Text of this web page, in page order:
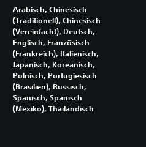
Arabisch, Chinesisch
(Traditionell), Chinesisch
(Vereinfacht), Deutsch,
Englisch, Französisch
(Frankreich), Italienisch,
Japanisch, Koreanisch,
Polnisch, Portugiesisch
(Brasilien), Russisch,
Spanisch, Spanisch
(Mexiko), Thailändisch